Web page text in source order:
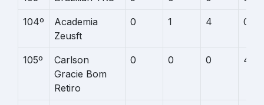
104º
Academia
Zeusft
0 1 4 0
105º
Carlson
Gracie Bom
Retiro
0 0 0 4